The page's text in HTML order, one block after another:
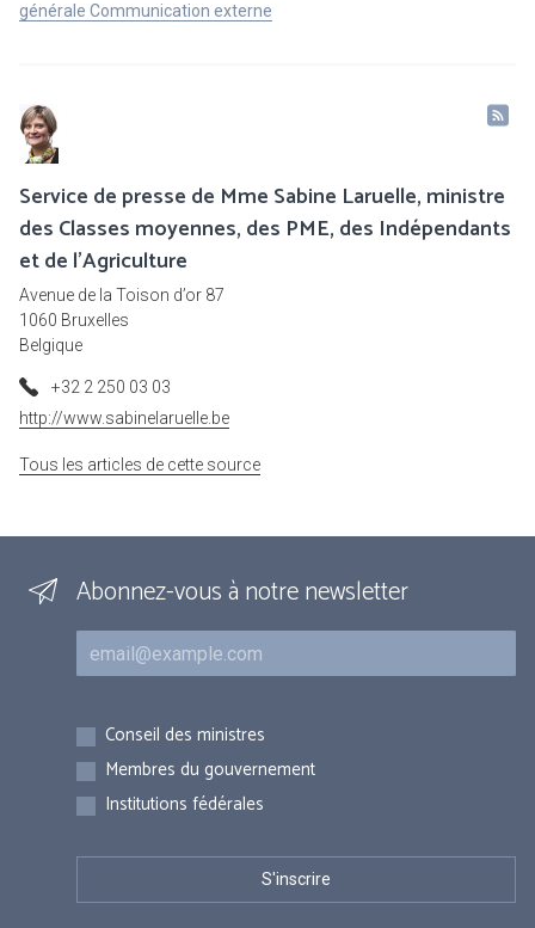
générale Communication externe
Service de presse de Mme Sabine Laruelle, ministre
des Classes moyennes, des PME, des Indépendants
et de l'Agriculture
Avenue de la Toison d’or 87
1060 Bruxelles
Belgique
+32 2 250 03 03
http://www.sabinelaruelle.be
Tous les articles de cette source
Abonnez-vous à notre newsletter
Courriel
Inscriptions
Conseil des ministres
Membres du gouvernement
Institutions fédérales